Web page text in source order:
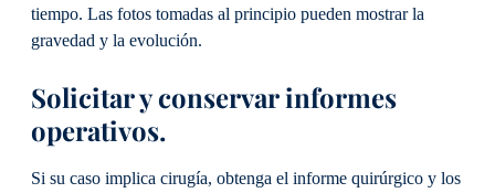
tiempo. Las fotos tomadas al principio pueden mostrar la
gravedad y la evolución.
Solicitar y conservar informes
operativos.
Si su caso implica cirugía, obtenga el informe quirúrgico y los